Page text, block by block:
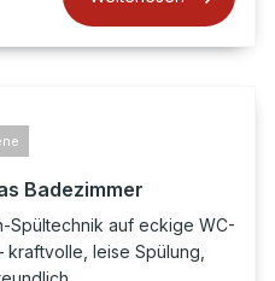
Badezimmer
Spültechnik auf eckige WC-
kraftvolle, leise Spülung,